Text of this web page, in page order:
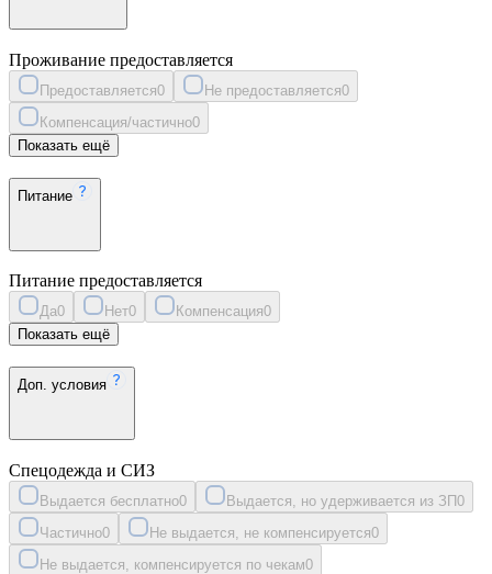
Проживание предоставляется
Предоставляется0 Не предоставляется0
Компенсация/частично0
Показать ещё
Питание
Питание предоставляется
Да0 Нет0 Компенсация0
Показать ещё
Доп. условия
Спецодежда и СИЗ
Выдается бесплатно0 Выдается, но удерживается из ЗП0
Частично0 Не выдается, не компенсируется0
Не выдается, компенсируется по чекам0